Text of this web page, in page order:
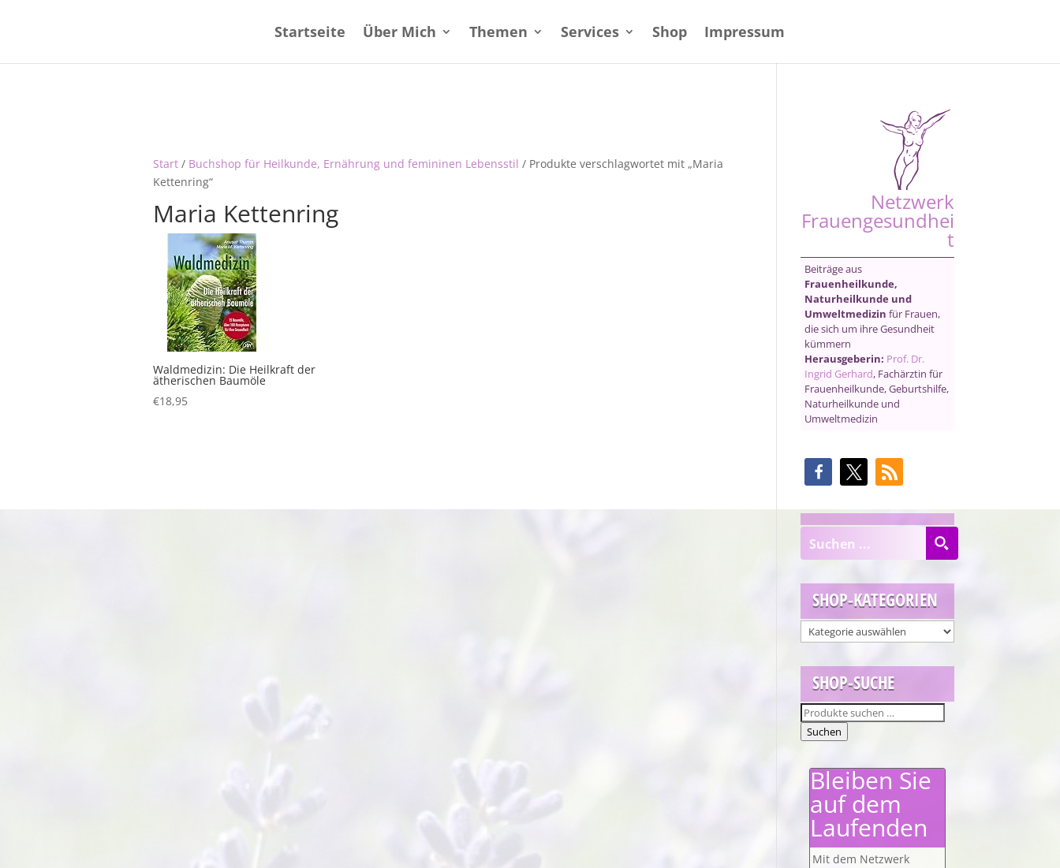
Startseite Über Mich Themen Services Shop Impressum
Start/ Buchshop für Heilkunde, Ernährung und femininen Lebensstil / Produkte verschlagwortet mit „Maria
Kettenring“
Maria Kettenring
Waldmedizin: Die Heilkraft der
ätherischen Baumöle
€18,95
Netzwerk
Frauengesundhei
t
Beiträge aus
Frauenheilkunde,
Naturheilkunde und
Umweltmedizin für Frauen,
die sich um ihre Gesundheit
kümmern
Herausgeberin: Prof. Dr.
Ingrid Gerhard, Fachärztin für
Frauenheilkunde, Geburtshilfe,
Naturheilkunde und
Umweltmedizin
SHOP-KATEGORIEN
SHOP-SUCHE
Suchen
nach:
Suchen
Bleiben Sie
auf dem
Laufenden
Mit dem Netzwerk